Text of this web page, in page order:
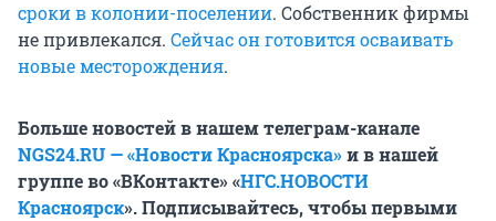
сроки в колонии-поселении. Собственник фирмы
не привлекался. Сейчас он готовится осваивать
новые месторождения.
Больше новостей в нашем телеграм-канале
NGS24.RU — «Новости Красноярска»и в нашей
группе во «ВКонтакте» «НГС.НОВОСТИ
Красноярск». Подписывайтесь, чтобы первыми